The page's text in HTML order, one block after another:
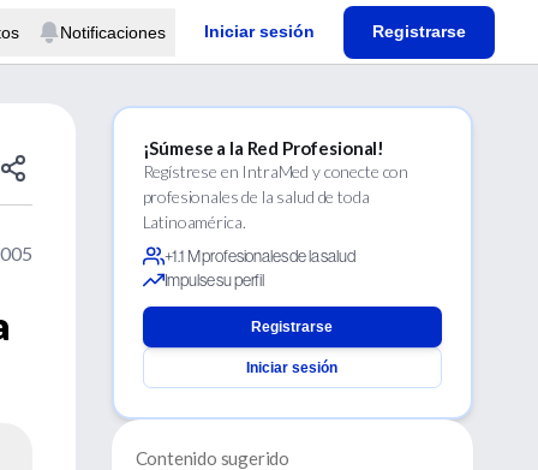
Notificaciones Iniciar sesión Registrarse
¡Súmese a la Red Profesional!
Regístrese en IntraMed y conecte con
profesionales de la salud de toda
Latinoamérica.
+1.1 M profesionales de la salud
Impulse su perfil
Registrarse
Iniciar sesión
Contenido sugerido